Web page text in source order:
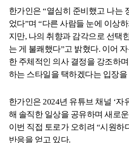
한가인은 “열심히 준비했고 나는
었다”며 “다른 사람들 눈에 이상
지만, 나의 취향과 감각으로 선택
는 게 불쾌했다”고 밝혔다. 이어
한 주체적인 의사 결정을 강조하
하는 스타일을 택하겠다는 입장을
한가인은 2024년 유튜브 채널 ‘자
해 솔직한 일상을 공유하며 새로
이번 직접 토로가 오히려 “시원하
반응을 얻고 있다.